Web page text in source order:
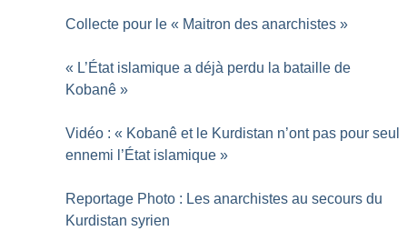
Collecte pour le « Maitron des anarchistes »
« L’État islamique a déjà perdu la bataille de
Kobanê »
Vidéo : « Kobanê et le Kurdistan n’ont pas pour seul
ennemi l’État islamique »
Reportage Photo : Les anarchistes au secours du
Kurdistan syrien